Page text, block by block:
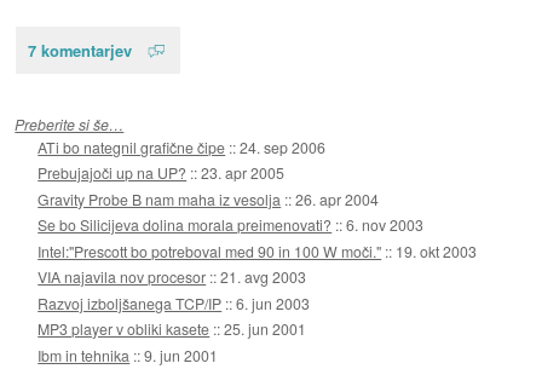
7 komentarjev
Preberite si še…
ATi bo nategnil grafične čipe ::24. sep 2006
Prebujajoči up na UP? ::23. apr 2005
Gravity Probe B nam maha iz vesolja ::26. apr 2004
Se bo Silicijeva dolina morala preimenovati? ::6. nov 2003
Intel:"Prescott bo potreboval med 90 in 100 W moči." :: 19. okt 2003
VIA najavila nov procesor ::21. avg 2003
Razvoj izboljšanega TCP/IP ::6. jun 2003
MP3 player v obliki kasete ::25. jun 2001
Ibm in tehnika ::9. jun 2001